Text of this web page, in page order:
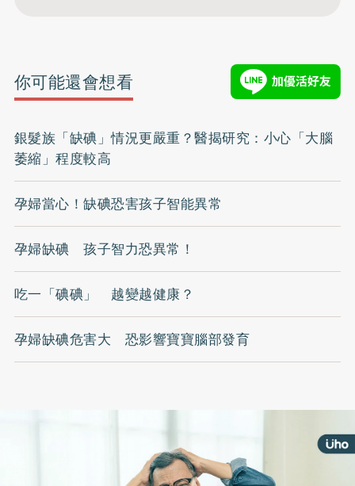
你可能還會想看
銀髮族「缺碘」情況更嚴重？醫揭研究：小心「大腦
萎縮」程度較高
孕婦當心！缺碘恐害孩子智能異常
孕婦缺碘 孩子智力恐異常！
吃一「碘碘」 越變越健康？
孕婦缺碘危害大 恐影響寶寶腦部發育